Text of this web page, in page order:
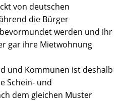
von deutschen
die Bürger
werden und ihr
gar ihre Mietwohnung
und Kommunen ist deshalb
Schein- und
dem gleichen Muster